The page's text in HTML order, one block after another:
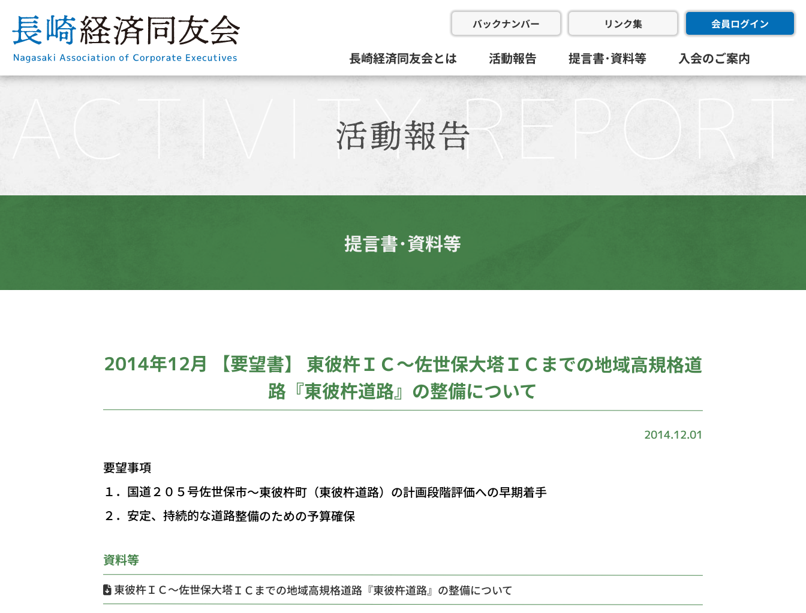
バックナンバー リンク集 会員ログイン
長崎経済同友会とは 活動報告 提言書･資料等 入会のご案内
提言書･資料等
2014年12月 【要望書】 東彼杵ＩＣ～佐世保大塔ＩＣまでの地域高規格道
路『東彼杵道路』の整備について
2014.12.01
要望事項
１．国道２０５号佐世保市～東彼杵町（東彼杵道路）の計画段階評価への早期着手
２．安定、持続的な道路整備のための予算確保
資料等
東彼杵ＩＣ～佐世保大塔ＩＣまでの地域高規格道路『東彼杵道路』の整備について